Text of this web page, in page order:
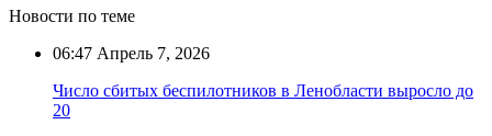
Новости по теме
06:47 Апрель 7, 2026
Число сбитых беспилотников в Ленобласти выросло до
20